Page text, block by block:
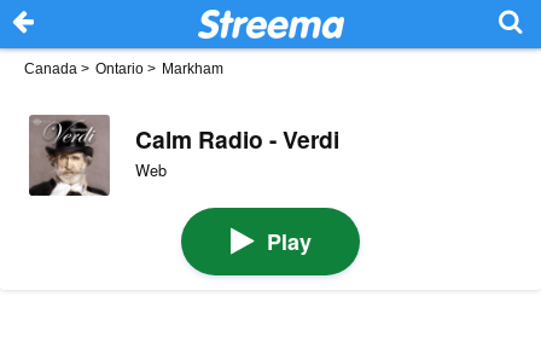
Canada > Ontario > Markham
Calm Radio - Verdi
Web
Play